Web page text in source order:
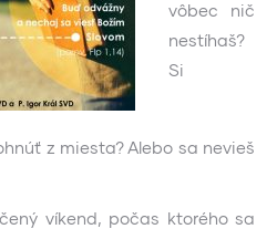
vôbec nič
nestíhaš?
Si
z miesta? Alebo sa nevieš
víkend, počas ktorého sa